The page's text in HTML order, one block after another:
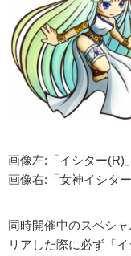
画像左:「イシター(R)」
画像右:「女神イシター
同時開催中のスペシ
リアした際に必ず「